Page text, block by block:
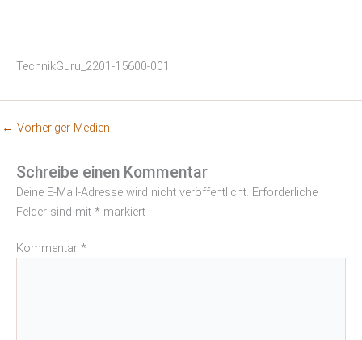
TechnikGuru_2201-15600-001
← Vorheriger Medien
Schreibe einen Kommentar
Deine E-Mail-Adresse wird nicht veröffentlicht. Erforderliche
Felder sind mit * markiert
Kommentar *